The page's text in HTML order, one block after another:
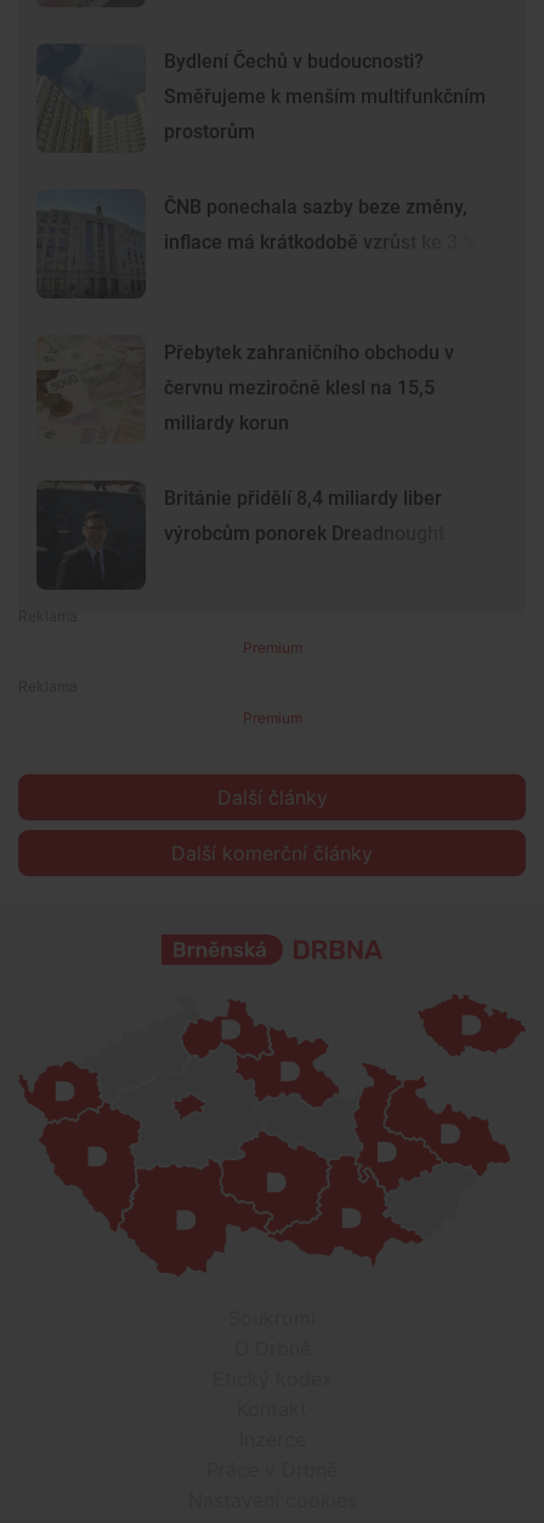
Bydlení Čechů v budoucnosti?
Směřujeme k menším multifunkčním
prostorům
ČNB ponechala sazby beze změny,
inflace má krátkodobě vzrůst ke 3 %
Přebytek zahraničního obchodu v
červnu meziročně klesl na 15,5
miliardy korun
Británie přidělí 8,4 miliardy liber
výrobcům ponorek Dreadnought
Premium
Premium
Další články
Další komerční články